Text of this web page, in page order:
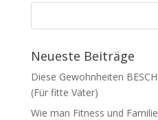
Neueste Beiträge
Diese Gewohnheiten
(Für fitte Väter)
Wie man Fitness und